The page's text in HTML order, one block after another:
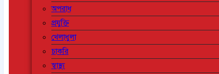
অপরাধ
প্রযুক্তি
খেলাধুলা
চাকরি
স্বাস্থ্য